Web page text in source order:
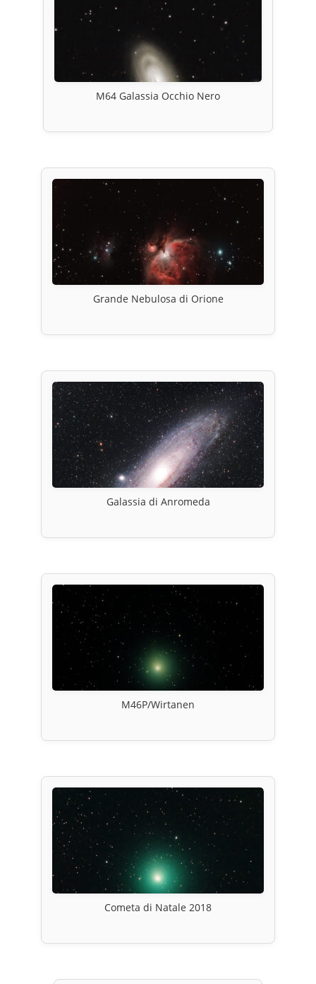
M64 Galassia Occhio Nero
Grande Nebulosa di Orione
Galassia di Anromeda
M46P/Wirtanen
Cometa di Natale 2018